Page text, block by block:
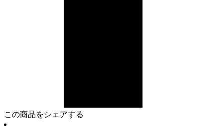
この商品をシェアする